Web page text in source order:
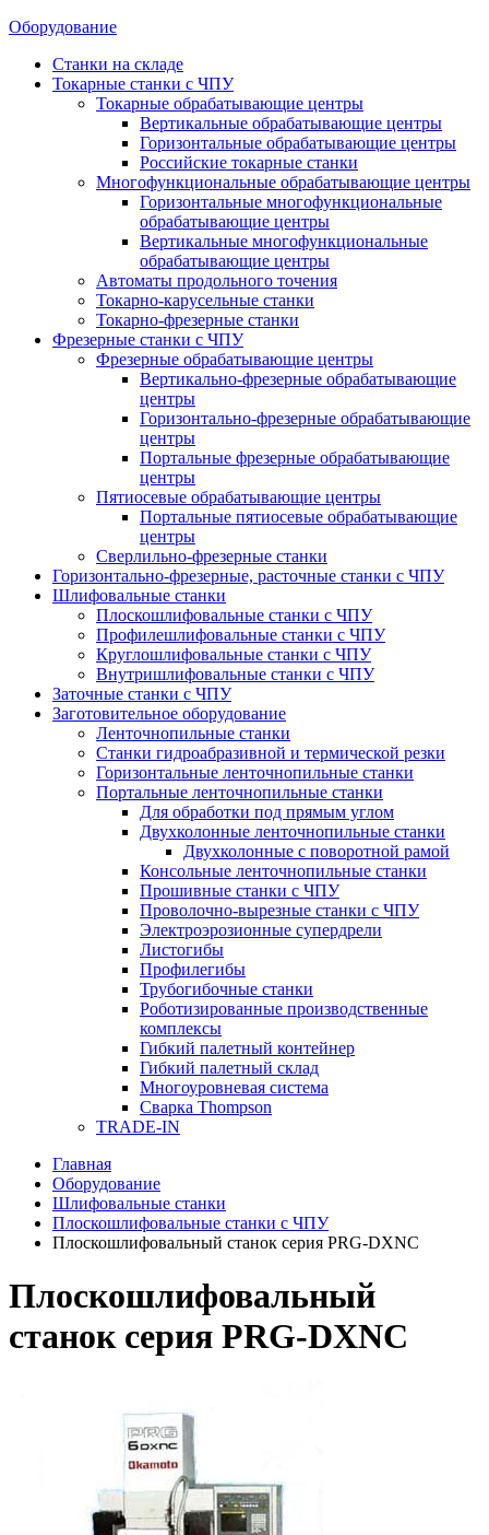
Оборудование
Станки на складе
Токарные станки с ЧПУ
Токарные обрабатывающие центры
Вертикальные обрабатывающие центры
Горизонтальные обрабатывающие центры
Российские токарные станки
Многофункциональные обрабатывающие центры
Горизонтальные многофункциональные
обрабатывающие центры
Вертикальные многофункциональные
обрабатывающие центры
Автоматы продольного точения
Токарно-карусельные станки
Токарно-фрезерные станки
Фрезерные станки с ЧПУ
Фрезерные обрабатывающие центры
Вертикально-фрезерные обрабатывающие
центры
Горизонтально-фрезерные обрабатывающие
центры
Портальные фрезерные обрабатывающие
центры
Пятиосевые обрабатывающие центры
Портальные пятиосевые обрабатывающие
центры
Сверлильно-фрезерные станки
Горизонтально-фрезерные, расточные станки с ЧПУ
Шлифовальные станки
Плоскошлифовальные станки с ЧПУ
Профилешлифовальные станки с ЧПУ
Круглошлифовальные станки с ЧПУ
Внутришлифовальные станки с ЧПУ
Заточные станки с ЧПУ
Заготовительное оборудование
Ленточнопильные станки
Станки гидроабразивной и термической резки
Горизонтальные ленточнопильные станки
Портальные ленточнопильные станки
Для обработки под прямым углом
Двухколонные ленточнопильные станки
Двухколонные с поворотной рамой
Консольные ленточнопильные станки
Прошивные станки с ЧПУ
Проволочно-вырезные станки с ЧПУ
Электроэрозионные супердрели
Листогибы
Профилегибы
Трубогибочные станки
Роботизированные производственные
комплексы
Гибкий палетный контейнер
Гибкий палетный склад
Многоуровневая система
Сварка Thompson
TRADE-IN
Главная
Оборудование
Шлифовальные станки
Плоскошлифовальные станки с ЧПУ
Плоскошлифовальный станок серия PRG-DXNC
Плоскошлифовальный
станок серия PRG-DXNC